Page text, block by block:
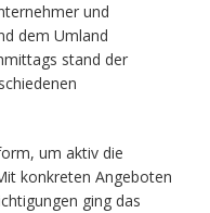
und
dem Umland
stand der
um aktiv die
konkreten Angeboten
ging das